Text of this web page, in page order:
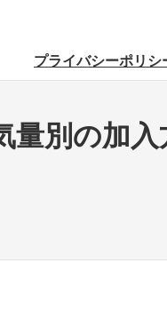
プライバシーポリシ
別の加